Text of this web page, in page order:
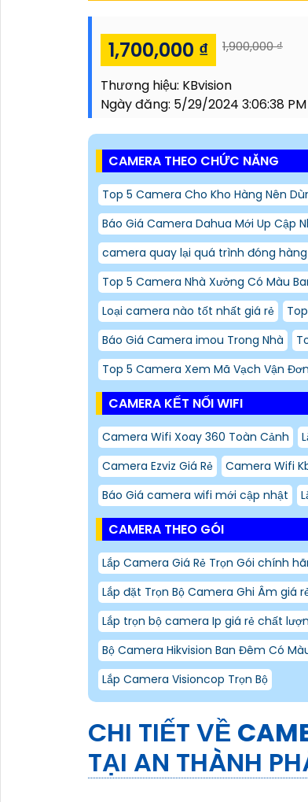
1,700,000 ₫ 1,900,000 ₫
Thương hiệu: KBvision
Ngày đăng: 5/29/2024 3:06:38 PM
CAMERA THEO CHỨC NĂNG
Top 5 Camera Cho Kho Hàng Nên
Báo Giá Camera Dahua Mới Up Cập
camera quay lại quá trình đóng
Top 5 Camera Nhà Xưởng Có Màu
Loại camera nào tốt nhất giá rẻ
Báo Giá Camera imou Trong Nhà
Top 5 Camera Xem Mã Vạch Vận Đơn
CAMERA KẾT NỐI WIFI
Camera Wifi Xoay 360 Toàn Cảnh
Camera Ezviz Giá Rẻ
Camera Wifi
Báo Giá camera wifi mới cập nhật
CAMERA THEO GÓI
Lắp Camera Giá Rẻ Trọn Gói chính
Lắp đặt Trọn Bộ Camera Ghi Âm giá
Lắp trọn bộ camera Ip giá rẻ chất
Bộ Camera Hikvision Ban Đêm Có
Lắp Camera Visioncop Trọn Bộ
CHI TIẾT VỀ
TẠI AN THÀNH